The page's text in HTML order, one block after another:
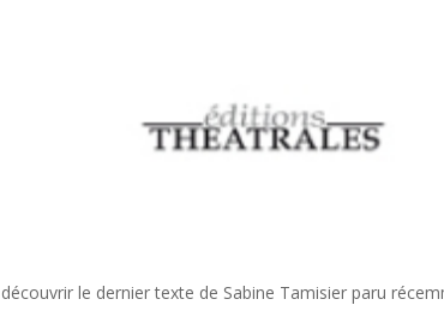
le dernier texte de Sabine Tamisier paru